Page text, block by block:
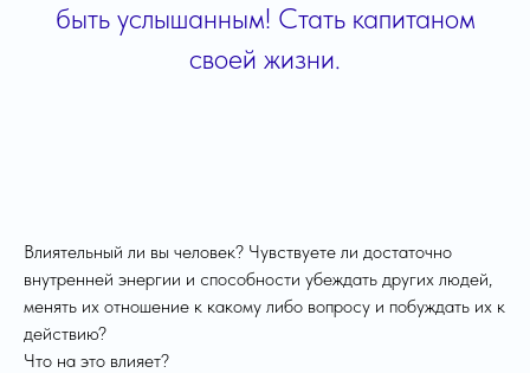
быть услышанным! Стать капитаном
своей жизни.
Влиятельный ли вы человек? Чувствуете ли достаточно
внутренней энергии и способности убеждать других людей,
менять их отношение к какому либо вопросу и побуждать их к
действию?
Что на это влияет?